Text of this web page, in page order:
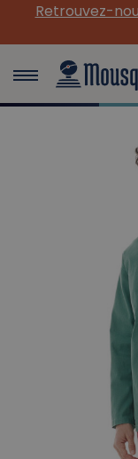
(Re)